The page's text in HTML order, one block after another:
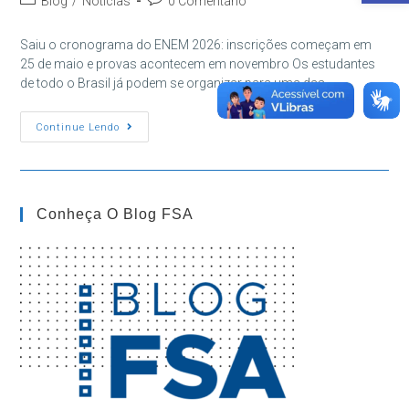
post:
post:
Saiu o cronograma do ENEM 2026: inscrições começam em
25 de maio e provas acontecem em novembro Os estudantes
de todo o Brasil já podem se organizar para uma das…
Continue Lendo
ENEM
2026:
Provas
Conheça O Blog FSA